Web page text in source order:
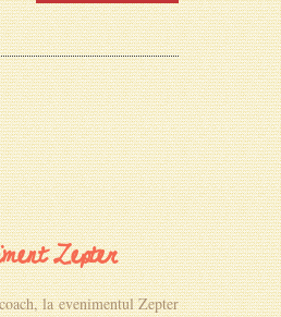
Zepter
la evenimentul Zepter